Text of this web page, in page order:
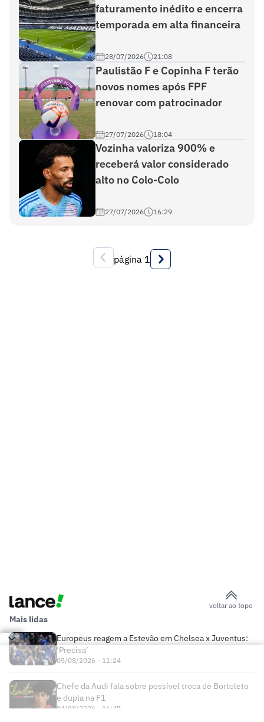
faturamento inédito e encerra
temporada em alta financeira
28/07/2026 21:08
Paulistão F e Copinha F terão
novos nomes após FPF
renovar com patrocinador
27/07/2026 18:04
Vozinha valoriza 900% e
receberá valor considerado
alto no Colo-Colo
27/07/2026 16:29
página 1
voltar ao topo
Mais lidas
Europeus reagem a Estevão em Chelsea x Juventus:
‘Precisa’
05/08/2026 - 11:24
Chefe da Audi fala sobre possível troca de Bortoleto
e dupla na F1
04/08/2026 - 16:47